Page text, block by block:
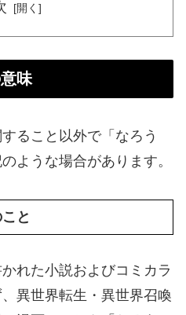
味
ること以外で「なろう
ような場合があります。
と
れた小説およびコミカラ
異世界転生・異世界召喚